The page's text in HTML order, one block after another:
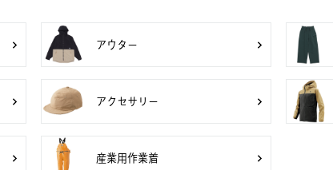
アウター
アクセサリー
産業用作業着